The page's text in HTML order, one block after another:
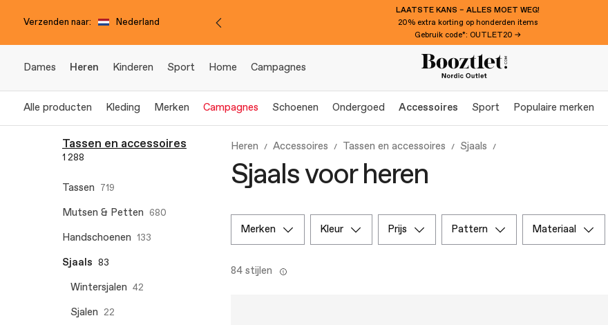
Verzenden naar: Nederland
LAATSTE KANS – ALLES MOET WEG!
20% extra korting op honderden items
Gebruik code*: OUTLET20 →
Dames Heren Kinderen Sport Home Campagnes
Alle producten Kleding Merken Campagnes Schoenen Ondergoed Accessoires Sport Populaire merken
Tassen en accessoires
1 288
Tassen 719
Mutsen & Petten 680
Handschoenen 133
Sjaals 83
Wintersjalen 42
Sjalen 22
Heren Accessoires Tassen en accessoires Sjaals
Sjaals voor heren
merken kleur prijs pattern materiaal
84 stijlen